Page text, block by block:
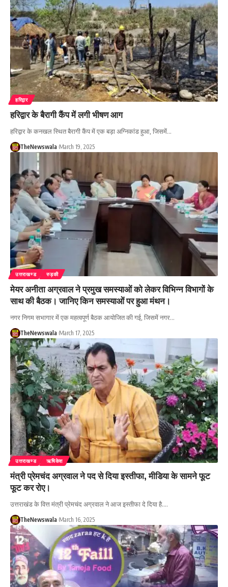
हरिद्वार
हरिद्वार के बैरागी कैंप में लगी भीषण आग
हरिद्वार के कनखल स्थित बैरागी कैंप में एक बड़ा अग्निकांड हुआ, जिसमें…
TheNewswala March 19, 2025
उत्तराखण्ड रुड़की
मेयर अनीता अग्रवाल ने प्रमुख समस्याओं को लेकर विभिन्न विभागों के
साथ की बैठक। जानिए किन समस्याओं पर हुआ मंथन।
नगर निगम सभागार में एक महत्वपूर्ण बैठक आयोजित की गई, जिसमें नगर…
TheNewswala March 17, 2025
उत्तराखण्ड ऋषिकेश
मंत्री प्रेमचंद अग्रवाल ने पद से दिया इस्तीफा, मीडिया के सामने फूट
फूट कर रोए।
उत्तराखंड के वित्त मंत्री प्रेमचंद अग्रवाल ने आज इस्तीफा दे दिया है.…
TheNewswala March 16, 2025